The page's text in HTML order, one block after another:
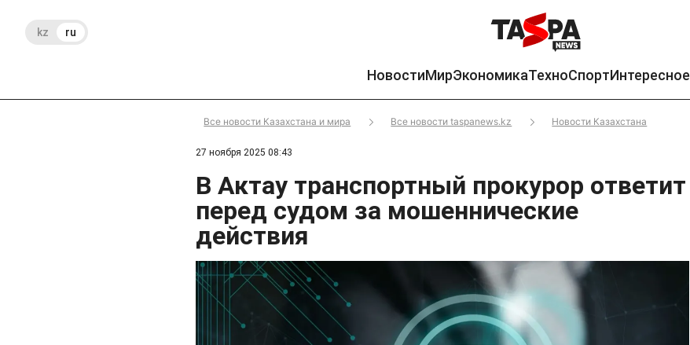
kz ru
НовостиМирЭкономикаТехноСпортИнтересное
Все новости Казахстана и мира Все новости taspanews.kz Новости Казахстана
27 ноября 2025 08:43
В Актау транспортный прокурор ответит
перед судом за мошеннические
действия